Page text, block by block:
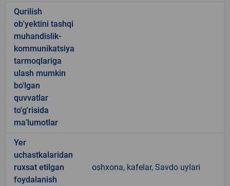
Qurilish
ob'yektini tashqi
muhandislik-
kommunikatsiya
tarmoqlariga
ulash mumkin
bo'lgan
quvvatlar
to'g'risida
ma'lumotlar
Yer
uchastkalaridan
ruxsat etilgan
foydalanish
oshxona, kafelar, Savdo uylari